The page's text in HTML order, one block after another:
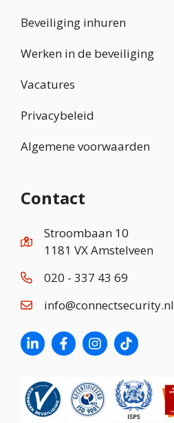
Beveiliging inhuren
Werken in de beveiliging
Vacatures
Privacybeleid
Algemene voorwaarden
Contact
Stroombaan 10
1181 VX Amstelveen
020 - 337 43 69
info@connectsecurity.nl